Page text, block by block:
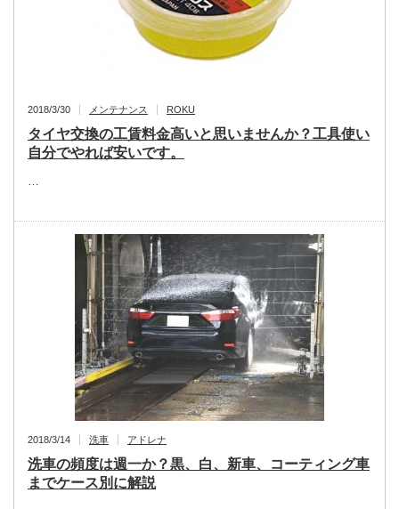
2018/3/30 メンテナンス ROKU
タイヤ交換の工賃料金高いと思いませんか？工具使い
自分でやれば安いです。
2018/3/14 洗車 アドレナ
洗車の頻度は週一か？黒、白、新車、コーティング車
までケース別に解説